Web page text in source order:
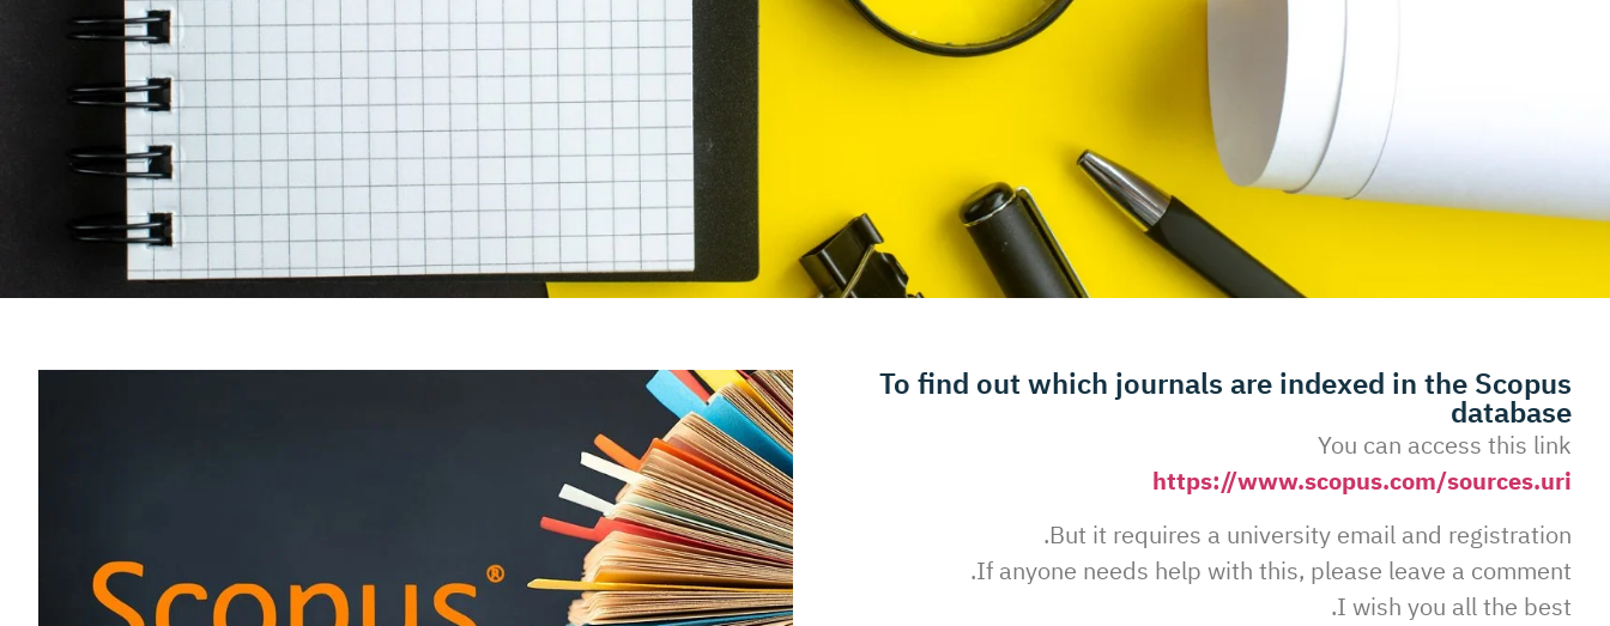
To find out which journals are indexed in the Scopus
database
You can access this link
https://www.scopus.com/sources.uri
But it requires a university email and registration.
If anyone needs help with this, please leave a comment.
I wish you all the best.